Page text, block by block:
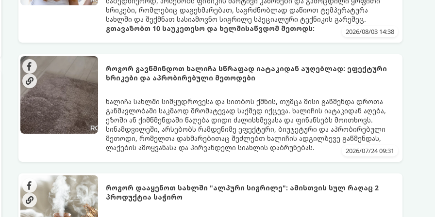
ხრიკები, რომლებიც დაგეხმარებათ, საგრძნობლად დაწიოთ ტემპერატურა
სახლში და შექმნათ სასიამოვნო სიგრილე სპეციალური ტექნიკის გარეშეც.
გთავაზობთ 10 საუკეთესო და ხელმისაწვდომ მეთოდს:
2026/08/03 14:38
როგორ გავწმინდოთ ხალიჩა სწრაფად იატაკიდან აუღებლად: ეფექტური
ხრიკები და აპრობირებული მეთოდები
ხალიჩა სახლში სიმყუდროვესა და სითბოს ქმნის, თუმცა მისი გაწმენდა დროთა
განმავლობაში საკმაოდ შრომატევად საქმედ იქცევა. ხალიჩის იატაკიდან აღება,
ეზოში ან ქიმწმენდაში წაღება დიდი ძალისხმევასა და ფინანსებს მოითხოვს.
სინამდვილეში, არსებობს რამდენიმე ეფექტური, ბიუჯეტური და აპრობირებული
მეთოდი, რომელთა დახმარებითაც შეძლებთ ხალიჩის ადგილზევე გაწმენდას,
ლაქების ამოყვანასა და პირვანდელი სიახლის დაბრუნებას.
2026/07/24 09:31
როგორ დააყენოთ სახლში "ალპური სიგრილე": ამისთვის სულ რაღაც 2
პროდუქტია საჭირო